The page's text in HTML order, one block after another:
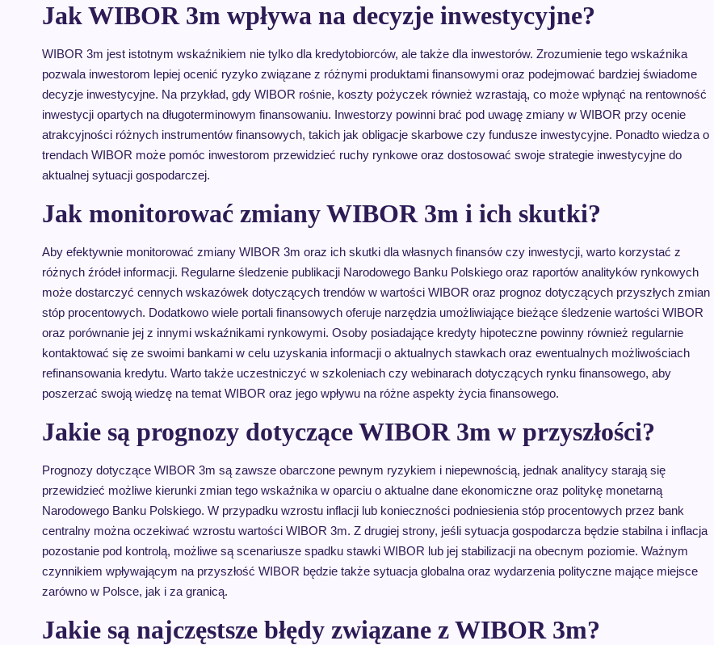
Jak WIBOR 3m wpływa na decyzje inwestycyjne?
WIBOR 3m jest istotnym wskaźnikiem nie tylko dla kredytobiorców, ale także dla inwestorów. Zrozumienie tego wskaźnika
pozwala inwestorom lepiej ocenić ryzyko związane z różnymi produktami finansowymi oraz podejmować bardziej świadome
decyzje inwestycyjne. Na przykład, gdy WIBOR rośnie, koszty pożyczek również wzrastają, co może wpłynąć na rentowność
inwestycji opartych na długoterminowym finansowaniu. Inwestorzy powinni brać pod uwagę zmiany w WIBOR przy ocenie
atrakcyjności różnych instrumentów finansowych, takich jak obligacje skarbowe czy fundusze inwestycyjne. Ponadto wiedza o
trendach WIBOR może pomóc inwestorom przewidzieć ruchy rynkowe oraz dostosować swoje strategie inwestycyjne do
aktualnej sytuacji gospodarczej.
Jak monitorować zmiany WIBOR 3m i ich skutki?
Aby efektywnie monitorować zmiany WIBOR 3m oraz ich skutki dla własnych finansów czy inwestycji, warto korzystać z
różnych źródeł informacji. Regularne śledzenie publikacji Narodowego Banku Polskiego oraz raportów analityków rynkowych
może dostarczyć cennych wskazówek dotyczących trendów w wartości WIBOR oraz prognoz dotyczących przyszłych zmian
stóp procentowych. Dodatkowo wiele portali finansowych oferuje narzędzia umożliwiające bieżące śledzenie wartości WIBOR
oraz porównanie jej z innymi wskaźnikami rynkowymi. Osoby posiadające kredyty hipoteczne powinny również regularnie
kontaktować się ze swoimi bankami w celu uzyskania informacji o aktualnych stawkach oraz ewentualnych możliwościach
refinansowania kredytu. Warto także uczestniczyć w szkoleniach czy webinarach dotyczących rynku finansowego, aby
poszerzać swoją wiedzę na temat WIBOR oraz jego wpływu na różne aspekty życia finansowego.
Jakie są prognozy dotyczące WIBOR 3m w przyszłości?
Prognozy dotyczące WIBOR 3m są zawsze obarczone pewnym ryzykiem i niepewnością, jednak analitycy starają się
przewidzieć możliwe kierunki zmian tego wskaźnika w oparciu o aktualne dane ekonomiczne oraz politykę monetarną
Narodowego Banku Polskiego. W przypadku wzrostu inflacji lub konieczności podniesienia stóp procentowych przez bank
centralny można oczekiwać wzrostu wartości WIBOR 3m. Z drugiej strony, jeśli sytuacja gospodarcza będzie stabilna i inflacja
pozostanie pod kontrolą, możliwe są scenariusze spadku stawki WIBOR lub jej stabilizacji na obecnym poziomie. Ważnym
czynnikiem wpływającym na przyszłość WIBOR będzie także sytuacja globalna oraz wydarzenia polityczne mające miejsce
zarówno w Polsce, jak i za granicą.
Jakie są najczęstsze błędy związane z WIBOR 3m?